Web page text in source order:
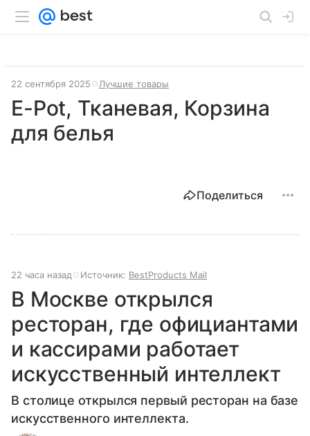
22 сентября 2025 Лучшие товары
E-Pot, Тканевая, Корзина
для белья
Поделиться
22 часа назад Источник: BestProducts Mail
В Москве открылся
ресторан, где официантами
и кассирами работает
искусственный интеллект
В столице открылся первый ресторан на базе
искусственного интеллекта.